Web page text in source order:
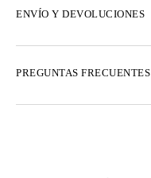
ENVÍO Y DEVOLUCIONES
Opciones de entrega
PREGUNTAS FRECUENTES